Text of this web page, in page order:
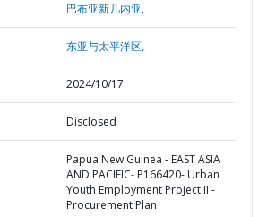
巴布亚新几内亚,
东亚与太平洋区,
2024/10/17
Disclosed
Papua New Guinea - EAST ASIA
AND PACIFIC- P166420- Urban
Youth Employment Project II -
Procurement Plan